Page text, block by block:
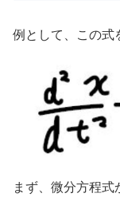
例として、この式
まず、微分方程式